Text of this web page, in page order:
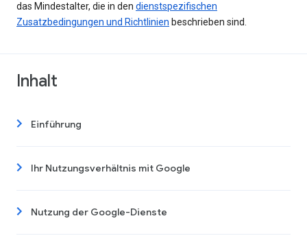
das Mindestalter, die in den dienstspezifischen
Zusatzbedingungen und Richtlinien beschrieben sind.
Inhalt
Einführung
Ihr Nutzungsverhältnis mit Google
Nutzung der Google-Dienste